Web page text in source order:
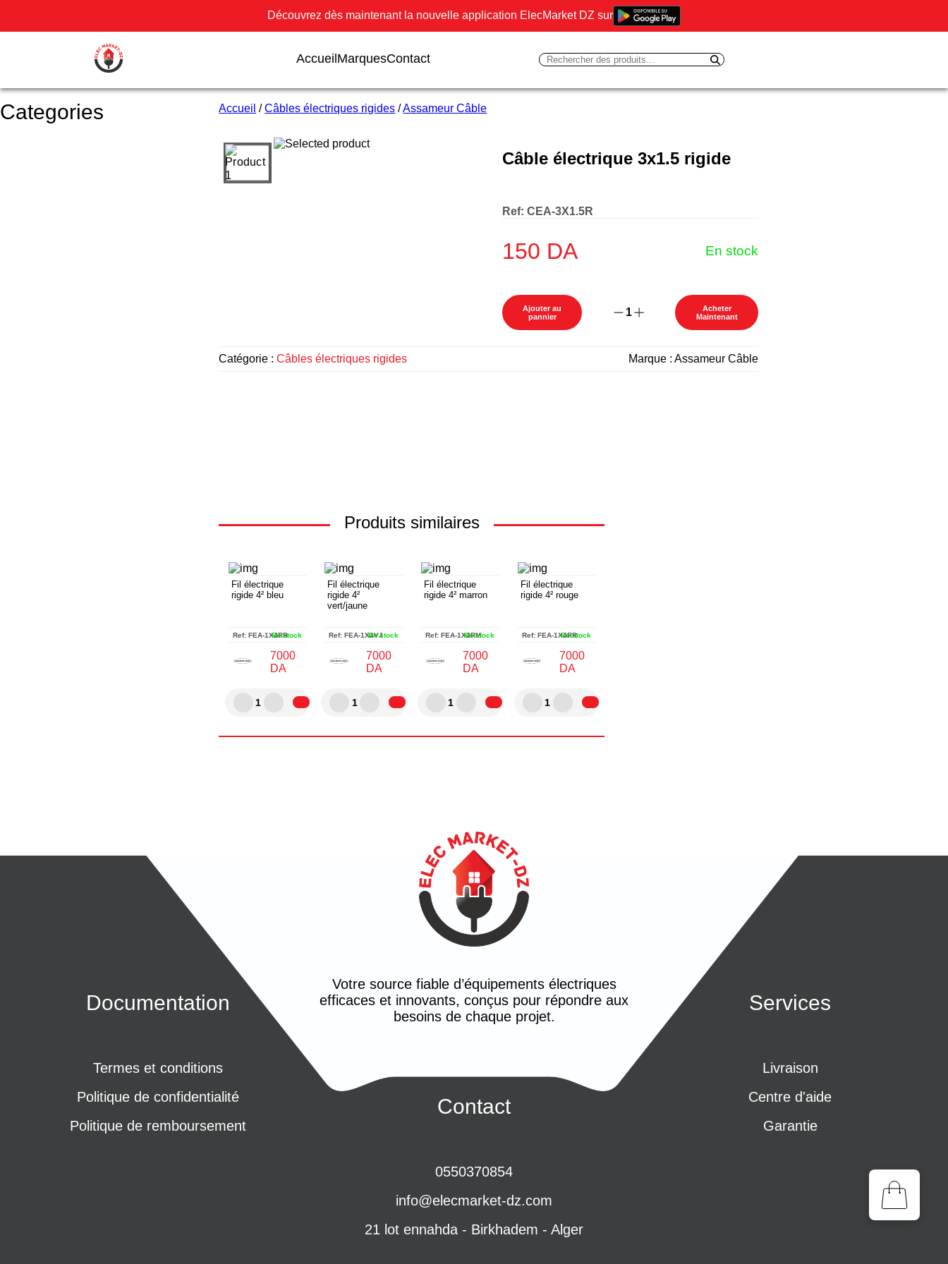
Découvrez dès maintenant la nouvelle application ElecMarket DZ sur
Accueil MarquesContact
Categories Accueil /Câbles électriques rigides /Assameur Câble
Câble électrique 3x1.5 rigide
Ref: CEA-3X1.5R
150 DA En stock
Ajouter au
pannier
1
Acheter
Maintenant
Catégorie :Câbles électriques rigides Marque :Assameur Câble
Produits similaires
Fil électrique
rigide 4² bleu
Ref: FEA-1X4RBEn stock
7000
DA
1
Fil électrique
rigide 4²
vert/jaune
Ref:FEA-1X4VJEn stock
7000
DA
1
Fil électrique
rigide 4² marron
Ref: FEA-1X4RM
En stock
7000
DA
1
Fil électrique
rigide 4² rouge
Ref: FEA-1X4RREn stock
7000
DA
1
Votre source fiable d’équipements électriques
efficaces et innovants, conçus pour répondre aux
besoins de chaque projet.
Documentation
Termes et conditions
Politique de confidentialité
Politique de remboursement
Contact
0550370854
info@elecmarket-dz.com
21 lot ennahda - Birkhadem - Alger
Services
Livraison
Centre d'aide
Garantie